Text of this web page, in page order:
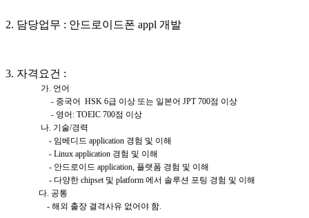
2. 담당업무 : 안드로이드폰 appl 개발
3. 자격요건 :
가. 언어
- 중국어 HSK 6급 이상 또는 일본어 JPT 700점 이상
- 영어: TOEIC 700점 이상
나. 기술/경력
- 임베디드 application 경험 및 이해
- Linux application 경험 및 이해
- 안드로이드 application, 플랫폼 경험 및 이해
- 다양한 chipset 및 platform 에서 솔루션 포팅 경험 및 이해
다. 공통
- 해외 출장 결격사유 없어야 함.